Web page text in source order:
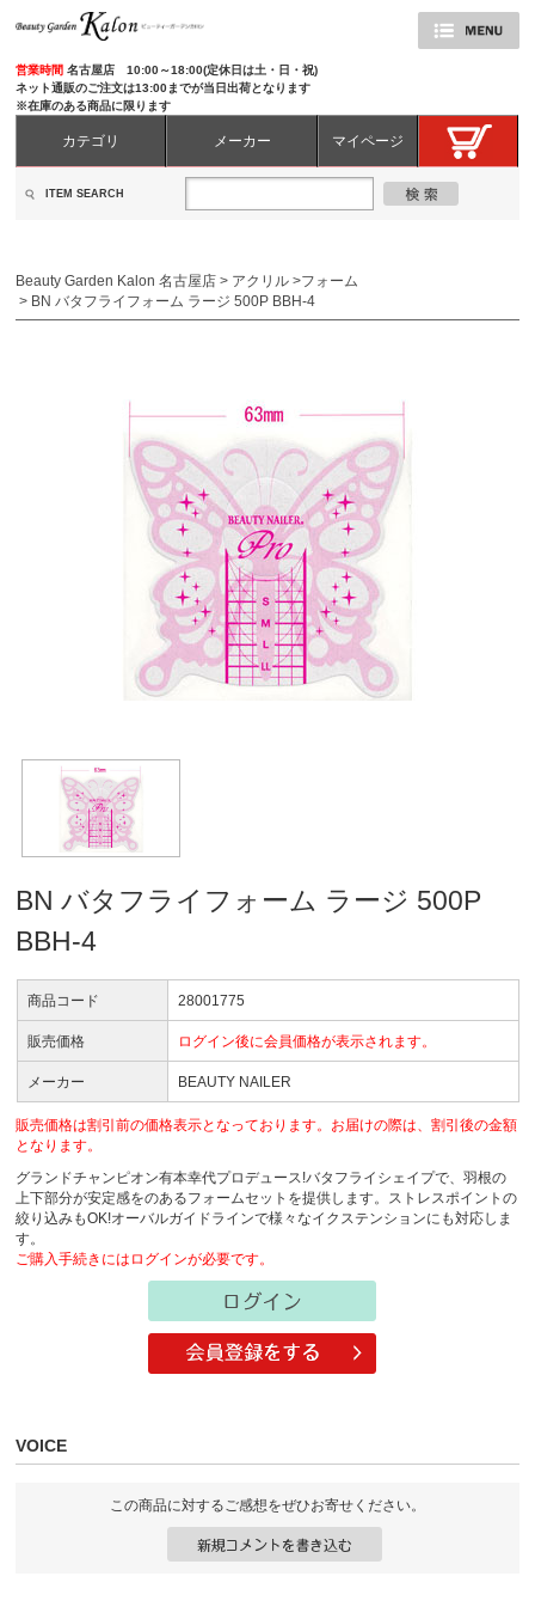
営業時間名古屋店 10:00～18:00(定休日は土・日・祝)
ネット通販のご注文は13:00までが当日出荷となります
※在庫のある商品に限ります
カテゴリ メーカー マイページ
ITEM SEARCH
Beauty Garden Kalon 名古屋店 > アクリル >フォーム
> BN バタフライフォーム ラージ 500P BBH-4
BN バタフライフォーム ラージ 500P
BBH-4
商品コード 28001775
販売価格 ログイン後に会員価格が表示されます。
メーカー BEAUTY NAILER
販売価格は割引前の価格表示となっております。お届けの際は、割引後の金額
となります。
グランドチャンピオン有本幸代プロデュース!バタフライシェイプで、羽根の
上下部分が安定感をのあるフォームセットを提供します。ストレスポイントの
絞り込みもOK!オーバルガイドラインで様々なイクステンションにも対応しま
す。
ご購入手続きにはログインが必要です。
VOICE
この商品に対するご感想をぜひお寄せください。